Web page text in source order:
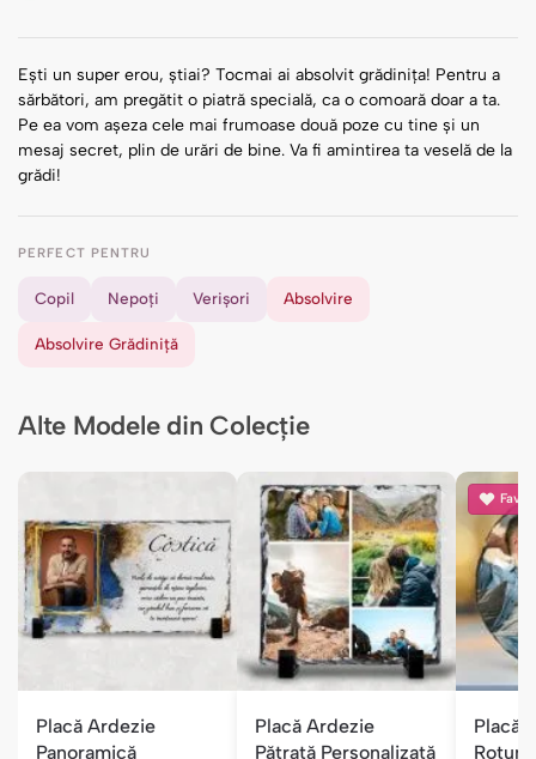
Ești un super erou, știai? Tocmai ai absolvit grădinița! Pentru a
sărbători, am pregătit o piatră specială, ca o comoară doar a ta.
Pe ea vom așeza cele mai frumoase două poze cu tine și un
mesaj secret, plin de urări de bine. Va fi amintirea ta veselă de la
grădi!
PERFECT PENTRU
Copil Nepoți Verișori Absolvire
Absolvire Grădiniță
Alte Modele din Colecție
Placă Ardezie
Panoramică
Placă Ardezie
Pătrată Personalizată
Placă